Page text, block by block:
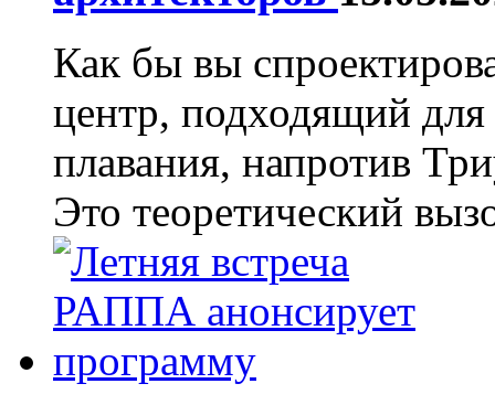
Как бы вы
центр, подходящий
плавания, напротив
Это теоретический